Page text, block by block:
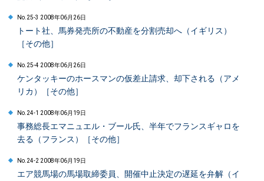
No.25-3 2008年06月26日
トート社、馬券発売所の不動産を分割売却へ（イギリス）
［その他］
No.25-4 2008年06月26日
ケンタッキーのホースマンの仮差止請求、却下される（アメ
リカ）［その他］
No.24-1 2008年06月19日
事務総長エマニュエル・ブール氏、半年でフランスギャロを
去る（フランス）［その他］
No.24-2 2008年06月19日
エア競馬場の馬場取締委員、開催中止決定の遅延を弁解（イ